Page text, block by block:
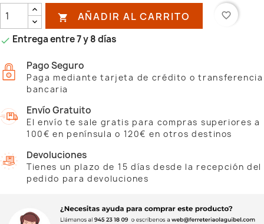
 AÑADIR AL CARRITO favorite_border
 Entrega entre 7 y 8 días
Pago Seguro
Paga mediante tarjeta de crédito o transferencia
bancaria
Envío Gratuito
El envío te sale gratis para compras superiores a
100€ en península o 120€ en otros destinos
Devoluciones
Tienes un plazo de 15 días desde la recepción del
pedido para devoluciones